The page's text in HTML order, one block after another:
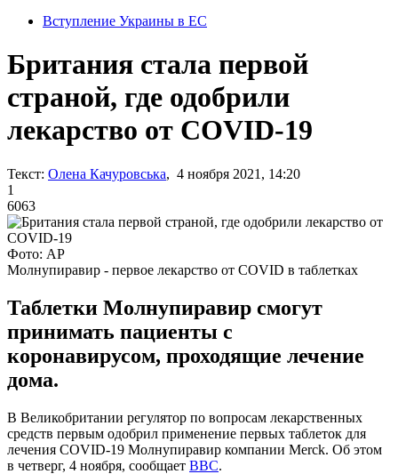
Вступление Украины в ЕС
Британия стала первой
страной, где одобрили
лекарство от COVID-19
Текст: Олена Качуровська, 4 ноября 2021, 14:20
1
6063
Фото: AP
Молнупиравир - первое лекарство от COVID в таблетках
Таблетки Молнупиравир смогут
принимать пациенты с
коронавирусом, проходящие лечение
дома.
В Великобритании регулятор по вопросам лекарственных
средств первым одобрил применение первых таблеток для
лечения COVID-19 Молнупиравир компании Merck. Об этом
в четверг, 4 ноября, сообщает BBC.